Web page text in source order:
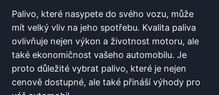
Palivo, které nasypete do svého‍ vozu, může
mít velký vliv na jeho spotřebu. ⁢Kvalita paliva
ovlivňuje‍ nejen výkon a životnost motoru, ale‌
také ekonomičnost vašeho automobilu. Je
proto důležité vybrat palivo, které je nejen
cenově ⁢dostupné, ale také přináší⁢ výhody pro